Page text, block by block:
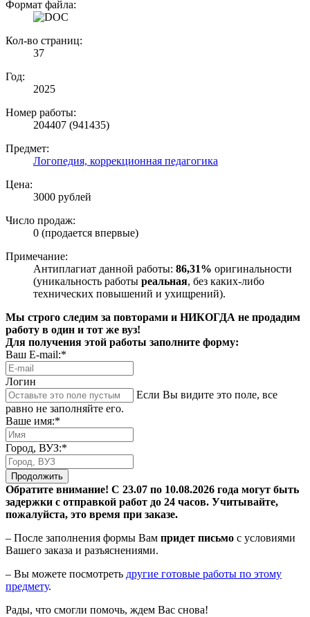
Формат файла:
Кол-во страниц:
37
Год:
2025
Номер работы:
204407 (941435)
Предмет:
Логопедия, коррекционная педагогика
Цена:
3000 рублей
Число продаж:
0 (продается впервые)
Примечание:
Антиплагиат данной работы: 86,31% оригинальности
(уникальность работы реальная, без каких-либо
технических повышений и ухищрений).
Мы строго следим за повторами и НИКОГДА не продадим
работу в один и тот же вуз!
Для получения этой работы заполните форму:
Ваш E-mail:*
Логин
Если Вы видите это поле, все
равно не заполняйте его.
Ваше имя:*
Город, ВУЗ:*
Продолжить
Обратите внимание! С 23.07 по 10.08.2026 года могут быть
задержки с отправкой работ до 24 часов. Учитывайте,
пожалуйста, это время при заказе.
– После заполнения формы Вам придет письмо с условиями
Вашего заказа и разъяснениями.
– Вы можете посмотреть другие готовые работы по этому
предмету.
Рады, что смогли помочь, ждем Вас снова!